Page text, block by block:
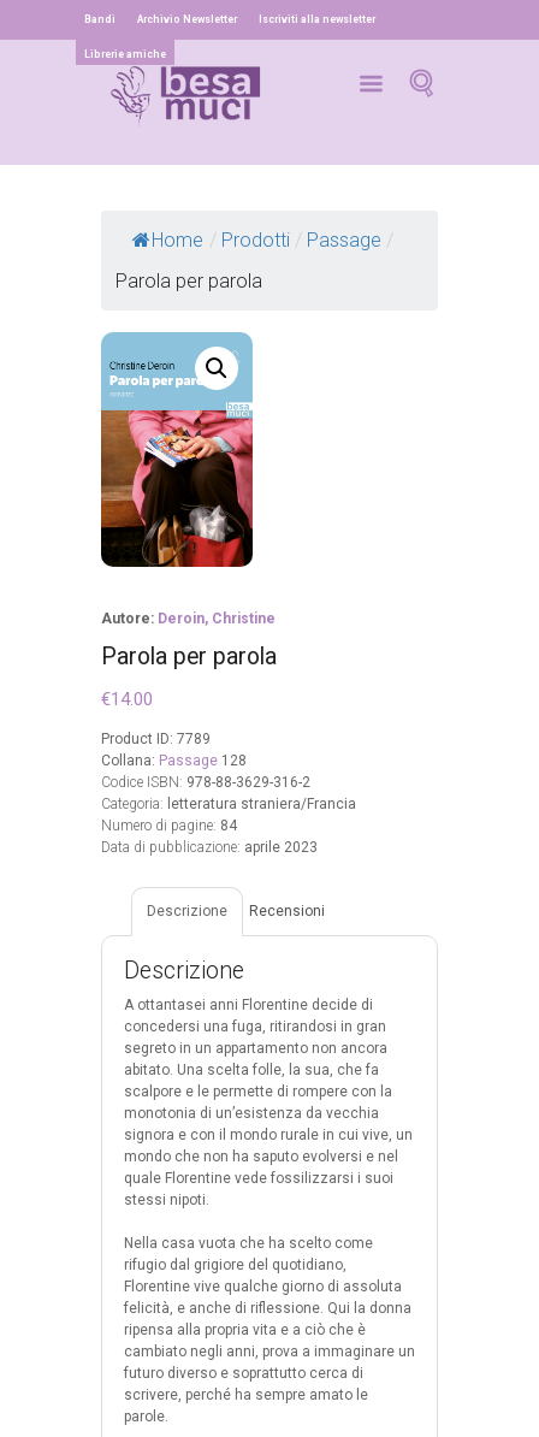
Bandi Archivio Newsletter Iscriviti alla newsletter
Librerie amiche
Home / Prodotti / Passage /
Parola per parola
Autore: Deroin, Christine
Parola per parola
€14.00
Product ID: 7789
Collana: Passage 128
Codice ISBN: 978-88-3629-316-2
Categoria: letteratura straniera/Francia
Numero di pagine: 84
Data di pubblicazione: aprile 2023
Descrizione Recensioni
Descrizione
A ottantasei anni Florentine decide di
concedersi una fuga, ritirandosi in gran
segreto in un appartamento non ancora
abitato. Una scelta folle, la sua, che fa
scalpore e le permette di rompere con la
monotonia di un’esistenza da vecchia
signora e con il mondo rurale in cui vive, un
mondo che non ha saputo evolversi e nel
quale Florentine vede fossilizzarsi i suoi
stessi nipoti.
Nella casa vuota che ha scelto come
rifugio dal grigiore del quotidiano,
Florentine vive qualche giorno di assoluta
felicità, e anche di riflessione. Qui la donna
ripensa alla propria vita e a ciò che è
cambiato negli anni, prova a immaginare un
futuro diverso e soprattutto cerca di
scrivere, perché ha sempre amato le
parole.